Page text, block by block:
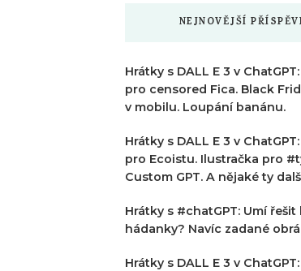
NEJNOVĚJŠÍ
Hrátky s DALL E 3 v
pro censored Fica. Black
v mobilu. Loupání banánu.
Hrátky s DALL E 3 v
pro Ecoistu. Ilustračka pro
Custom GPT. A nějaké ty
Hrátky s #chatGPT: Umí
hádanky? Navíc zadané
Hrátky s DALL E 3 v